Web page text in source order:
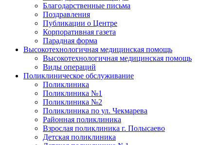
Благодарственные письма
Поздравления
Публикации о Центре
Корпоративная газета
Парадная форма
Высокотехнологичная медицинская помощь
Высокотехнологичная медицинская помощь
Виды операций
Поликлиническое обслуживание
Поликлиника
Поликлиника №1
Поликлиника №2
Поликлиника по ул. Чекмарева
Районная поликлиника
Взрослая поликлиника г. Полысаево
Детская поликлиника